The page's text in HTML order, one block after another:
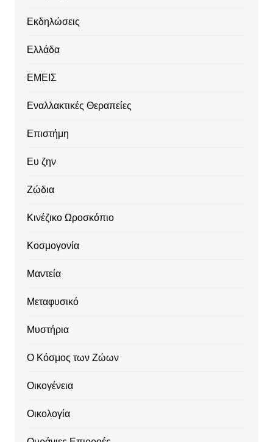
Εκδηλώσεις
Ελλάδα
ΕΜΕΙΣ
Εναλλακτικές Θεραπείες
Επιστήμη
Ευ ζην
Ζώδια
Κινέζικο Ωροσκόπιο
Κοσμογονία
Μαντεία
Μεταφυσικό
Μυστήρια
Ο Κόσμος των Ζώων
Οικογένεια
Οικολογία